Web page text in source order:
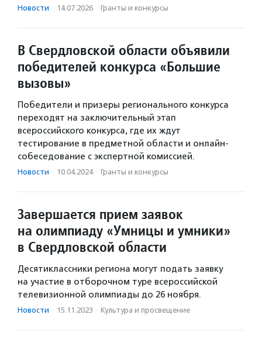
Новости · 14.07.2026 · Гранты и конкурсы
В Свердловской области объявили
победителей конкурса «Большие
вызовы»
Победители и призеры регионального конкурса
переходят на заключительный этап
всероссийского конкурса, где их ждут
тестирование в предметной области и онлайн-
собеседование с экспертной комиссией.
Новости · 10.04.2024 · Гранты и конкурсы
Завершается прием заявок
на олимпиаду «Умницы и умники»
в Свердловской области
Десятиклассники региона могут подать заявку
на участие в отборочном туре всероссийской
телевизионной олимпиады до 26 ноября.
Новости · 15.11.2023 · Культура и просвещение